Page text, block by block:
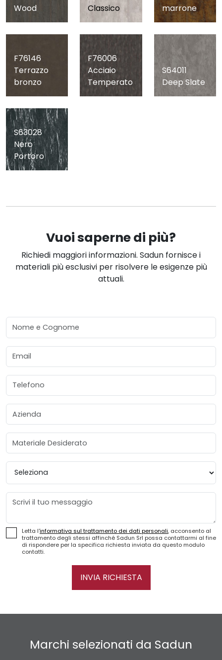
Wood
Classico
marrone
F76146
Terrazzo
bronzo
F76006
Acciaio
Temperato
S64011
Deep Slate
S63028
Nero
Portoro
Vuoi saperne di più?
Richiedi maggiori informazioni. Sadun fornisce i
materiali più esclusivi per risolvere le esigenze più
attuali.
Nome e Cognome
Email
Telefono
Azienda
Materiale Desiderato
Provincia
Messaggio
Letta l'informativa sul trattamento dei dati personali, acconsento al
trattamento degli stessi affinché Sadun Srl possa contattarmi al fine
di rispondere per la specifica richiesta inviata da questo modulo
contatti.
INVIA RICHIESTA
Marchi selezionati da Sadun